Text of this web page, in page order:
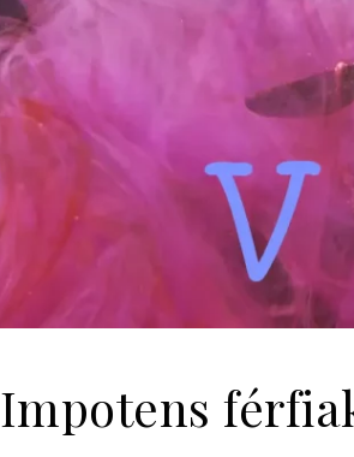
Impotens